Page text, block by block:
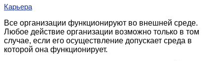
Карьера
Все организации функционируют во внешней среде.
Любое действие организации возможно только в том
случае, если его осуществление допускает среда в
которой она функционирует.